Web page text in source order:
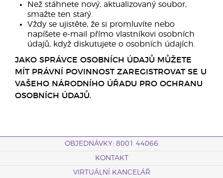
Než stáhnete nový, aktualizovaný soubor,
smažte ten starý.
Vždy se ujistěte, že si promluvíte nebo
napíšete e-mail přímo vlastníkovi osobních
údajů, když diskutujete o osobních údajích.
JAKO SPRÁVCE OSOBNÍCH ÚDAJŮ MŮŽETE
MÍT PRÁVNÍ POVINNOST ZAREGISTROVAT SE U
VAŠEHO NÁRODNÍHO ÚŘADU PRO OCHRANU
OSOBNÍCH ÚDAJŮ.
OBJEDNÁVKY: 8001 44066
KONTAKT
VIRTUÁLNÍ KANCELÁŘ